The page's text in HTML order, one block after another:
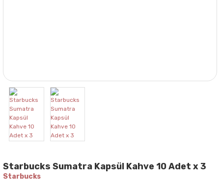
Starbucks Sumatra Kapsül Kahve 10 Adet x 3
Starbucks